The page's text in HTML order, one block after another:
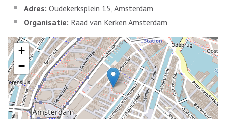
Adres: Oudekerksplein 15, Amsterdam
Organisatie: Raad van Kerken Amsterdam
+
−